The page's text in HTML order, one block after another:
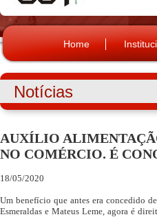
Home
Notícias
AUXÍLIO
NO COMÉRCIO. É
18/05/2020
Um benefício que antes era concedido
Esmeraldas e Mateus Leme, agora é